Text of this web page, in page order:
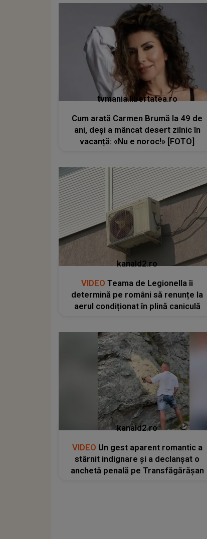
tvmania.libertatea.ro
Cum arată Carmen Brumă la 49 de
ani, deși a mâncat desert zilnic în
vacanță: «Nu e noroc!» [FOTO]
kanald2.ro
VIDEO Teama de Legionella îi
determină pe români să renunțe la
aerul condiționat în plină caniculă
kanald2.ro
VIDEO Un gest aparent romantic a
stârnit indignare și a declanșat o
anchetă penală pe Transfăgărășan